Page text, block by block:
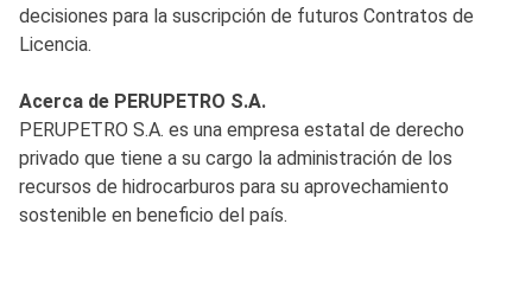
decisiones para la suscripción de futuros Contratos de
Licencia.
Acerca de PERUPETRO S.A.
PERUPETRO S.A. es una empresa estatal de derecho
privado que tiene a su cargo la administración de los
recursos de hidrocarburos para su aprovechamiento
sostenible en beneficio del país.